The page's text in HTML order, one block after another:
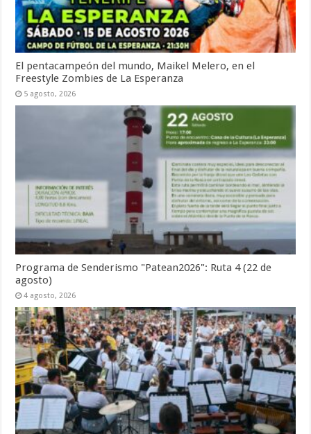
El pentacampeón del mundo, Maikel Melero, en el
Freestyle Zombies de La Esperanza
5 agosto, 2026
Programa de Senderismo "Patean2026": Ruta 4 (22 de
agosto)
4 agosto, 2026